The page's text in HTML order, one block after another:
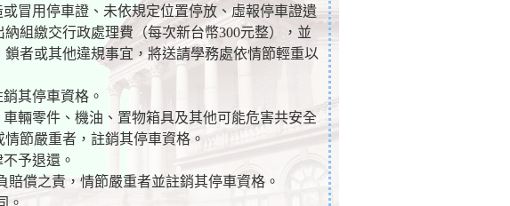
冒用停車證、未依規定位置停放、虛報停車證遺
組繳交行政處理費（每次新台幣300元整），並
者或其他違規事宜，將送請學務處依情節輕重以
其停車資格。
輛零件、機油、置物箱具及其他可能危害共安全
節嚴重者，註銷其停車資格。
予退還。
償之責，情節嚴重者並註銷其停車資格。
。